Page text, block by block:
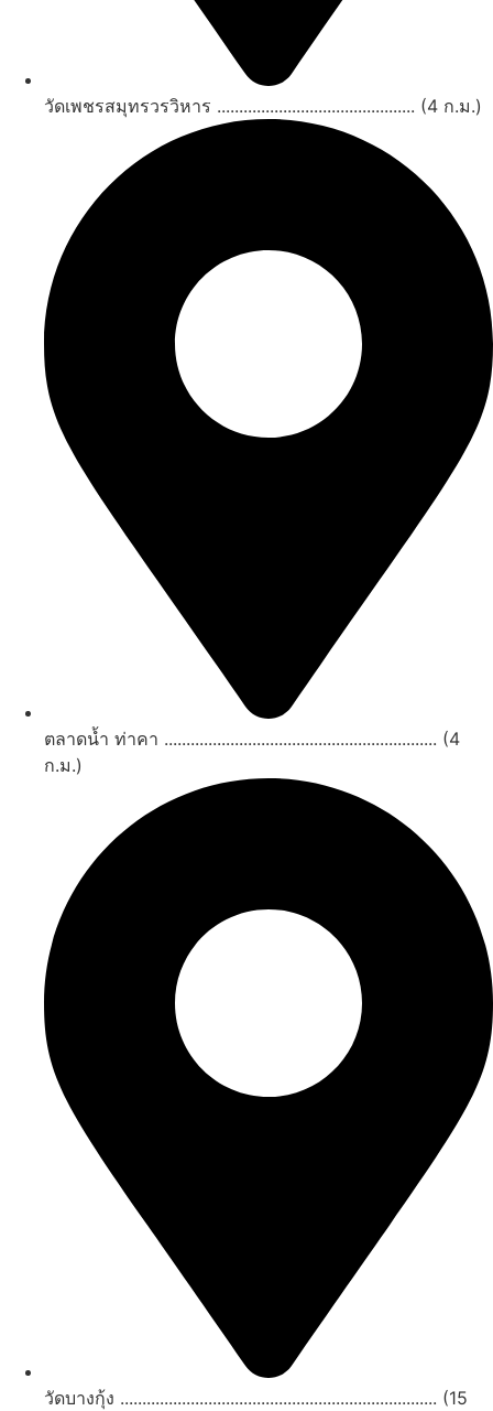
วัดเพชรสมุทรวรวิหาร ............................................. (4 ก.ม.)
ตลาดน้ำ ท่าคา .............................................................. (4
ก.ม.)
วัดบางกุ้ง ........................................................................ (15